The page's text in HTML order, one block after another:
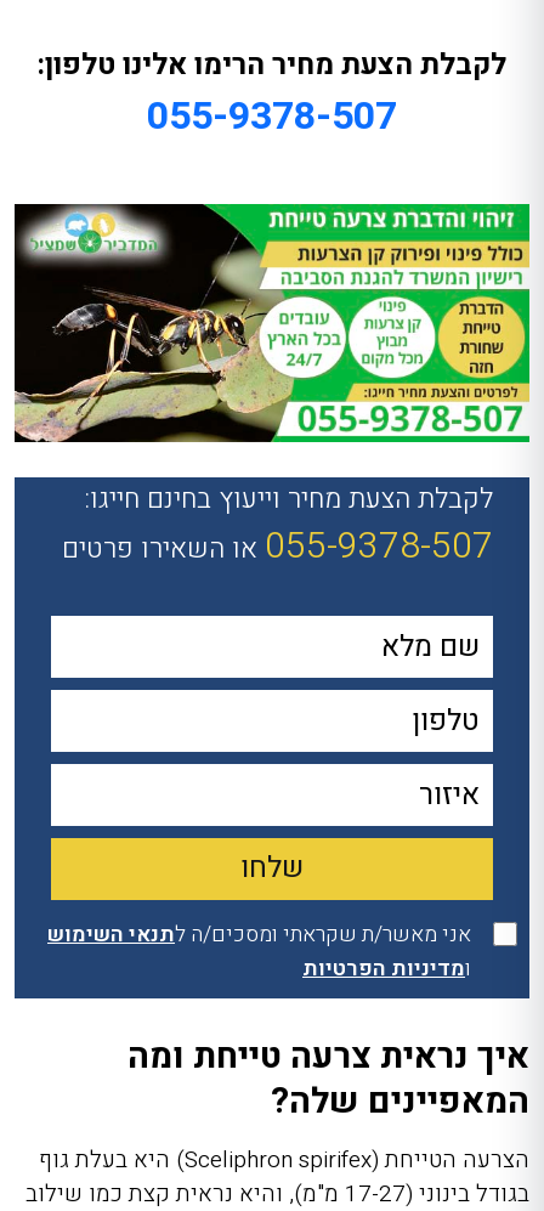
לקבלת הצעת מחיר הרימו אלינו טלפון:
055-9378-507
לקבלת הצעת מחיר וייעוץ בחינם חייגו:
055-9378-507 או השאירו פרטים
אני מאשר/ת שקראתי ומסכים/ה לתנאי השימוש
ומדיניות הפרטיות
איך נראית צרעה טייחת ומה
המאפיינים שלה?
הצרעה הטייחת (Sceliphron spirifex) היא בעלת גוף
בגודל בינוני (17-27 מ"מ), והיא נראית קצת כמו שילוב